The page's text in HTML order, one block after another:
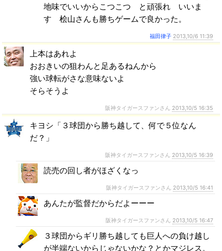
地味でいいからこつこつ と頑張れ いいま
す 桧山さんも勝ちゲームで良かった。
福田律子 2013,10/6 11:39
上本はあれよ
おおきいの狙わんと足あるねんから
強い球転がさな意味ないよ
そらそうよ
阪神タイガースファンさん 2013,10/5 16:35
キヨシ「３球団から勝ち越して、何で５位なん
だ？」
阪神タイガースファンさん 2013,10/5 16:39
読売の回し者がほざくなっ
阪神タイガースファンさん 2013,10/5 16:41
あんたが監督だからだよーーー
阪神タイガースファンさん 2013,10/5 16:47
３球団からギリ勝ち越しても巨人への負け越し
が半端ないからじゃないかな？とかマジレス。